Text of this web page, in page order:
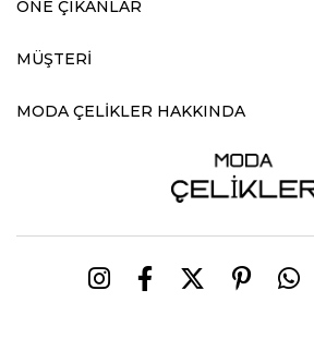
ÖNE ÇIKANLAR
MÜŞTERİ
MODA ÇELİKLER HAKKINDA